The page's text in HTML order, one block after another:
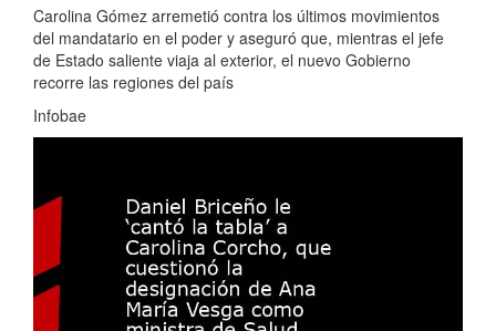
Carolina Gómez arremetió contra los últimos movimientos
del mandatario en el poder y aseguró que, mientras el jefe
de Estado saliente viaja al exterior, el nuevo Gobierno
recorre las regiones del país
Infobae